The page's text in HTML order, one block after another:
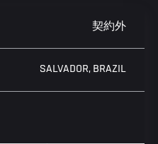
契約外
SALVADOR, BRAZIL